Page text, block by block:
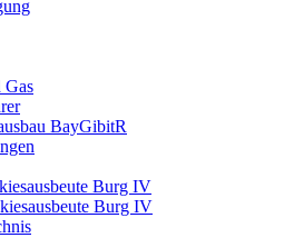
Gas
BayGibitR
Burg IV
Burg IV